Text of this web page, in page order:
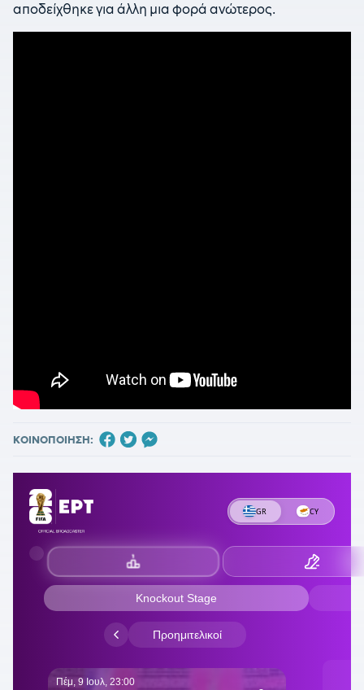
αποδείχθηκε για άλλη μια φορά ανώτερος.
ΚΟΙΝΟΠΟΙΗΣΗ: